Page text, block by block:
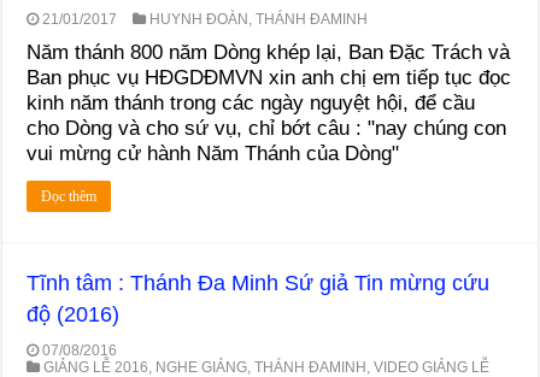
21/01/2017 HUYNH ĐOÀN ,THÁNH ĐAMINH
Năm thánh 800 năm Dòng khép lại, Ban Đặc Trách và
Ban phục vụ HĐGDĐMVN xin anh chị em tiếp tục đọc
kinh năm thánh trong các ngày nguyệt hội, để cầu
cho Dòng và cho sứ vụ, chỉ bớt câu : "nay chúng con
vui mừng cử hành Năm Thánh của Dòng"
Đọc thêm
Tĩnh tâm : Thánh Đa Minh Sứ giả Tin mừng cứu
độ (2016)
07/08/2016
GIẢNG LỄ 2016 NGHE GIẢNG ,THÁNH ĐAMINH ,VIDEO GIẢNG LỄ